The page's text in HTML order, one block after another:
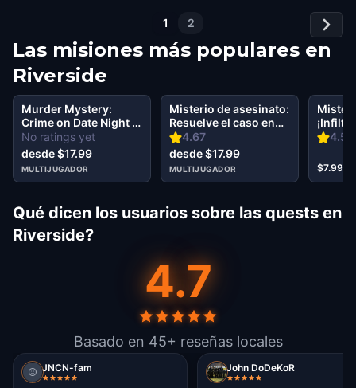
1 2
Las misiones más populares en
Riverside
No ratings yet
Murder Mystery:
Crime on Date Night in
Downtown, Riverside
desde $17.99
MULTIJUGADOR
4.67
Misterio de asesinato:
Resuelve el caso en
Riverside
desde $17.99
MULTIJUGADOR
4.57
$7.99
Qué dicen los usuarios sobre las quests en
Riverside?
4.7
Basado en 45+ reseñas locales
JNCN-fam John DoDeKoR